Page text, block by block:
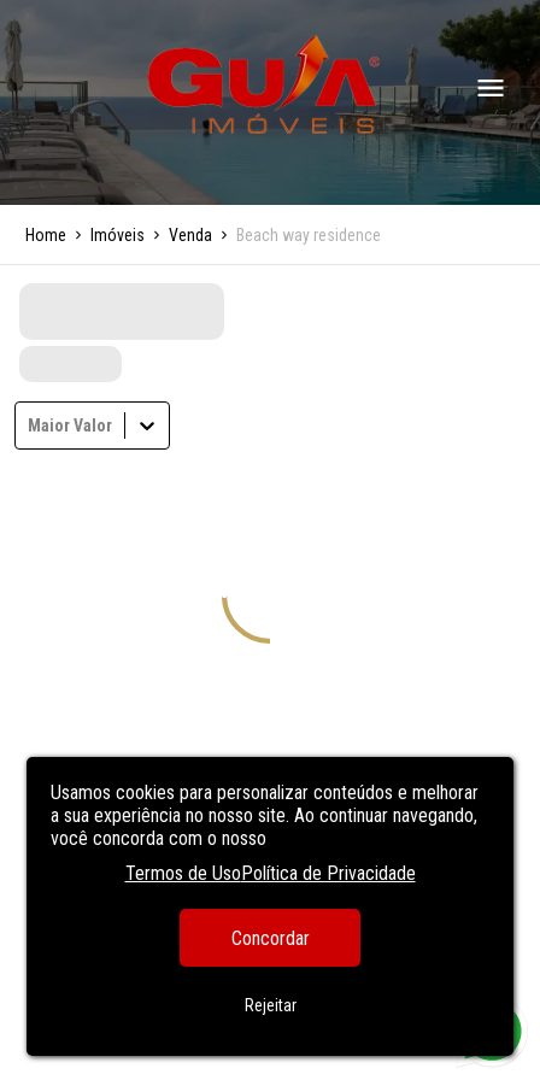
Usamos cookies para personalizar conteúdos e melhorar
a sua experiência no nosso site. Ao continuar navegando,
você concorda com o nosso
Termos de UsoPolítica de Privacidade
Concordar
Rejeitar
Home Imóveis Venda Beach way residence
Maior Valor